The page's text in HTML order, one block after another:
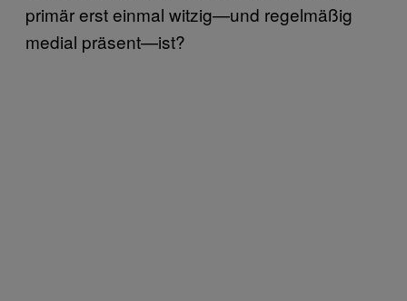
primär erst einmal witzig—und regelmäßig
medial präsent—ist?